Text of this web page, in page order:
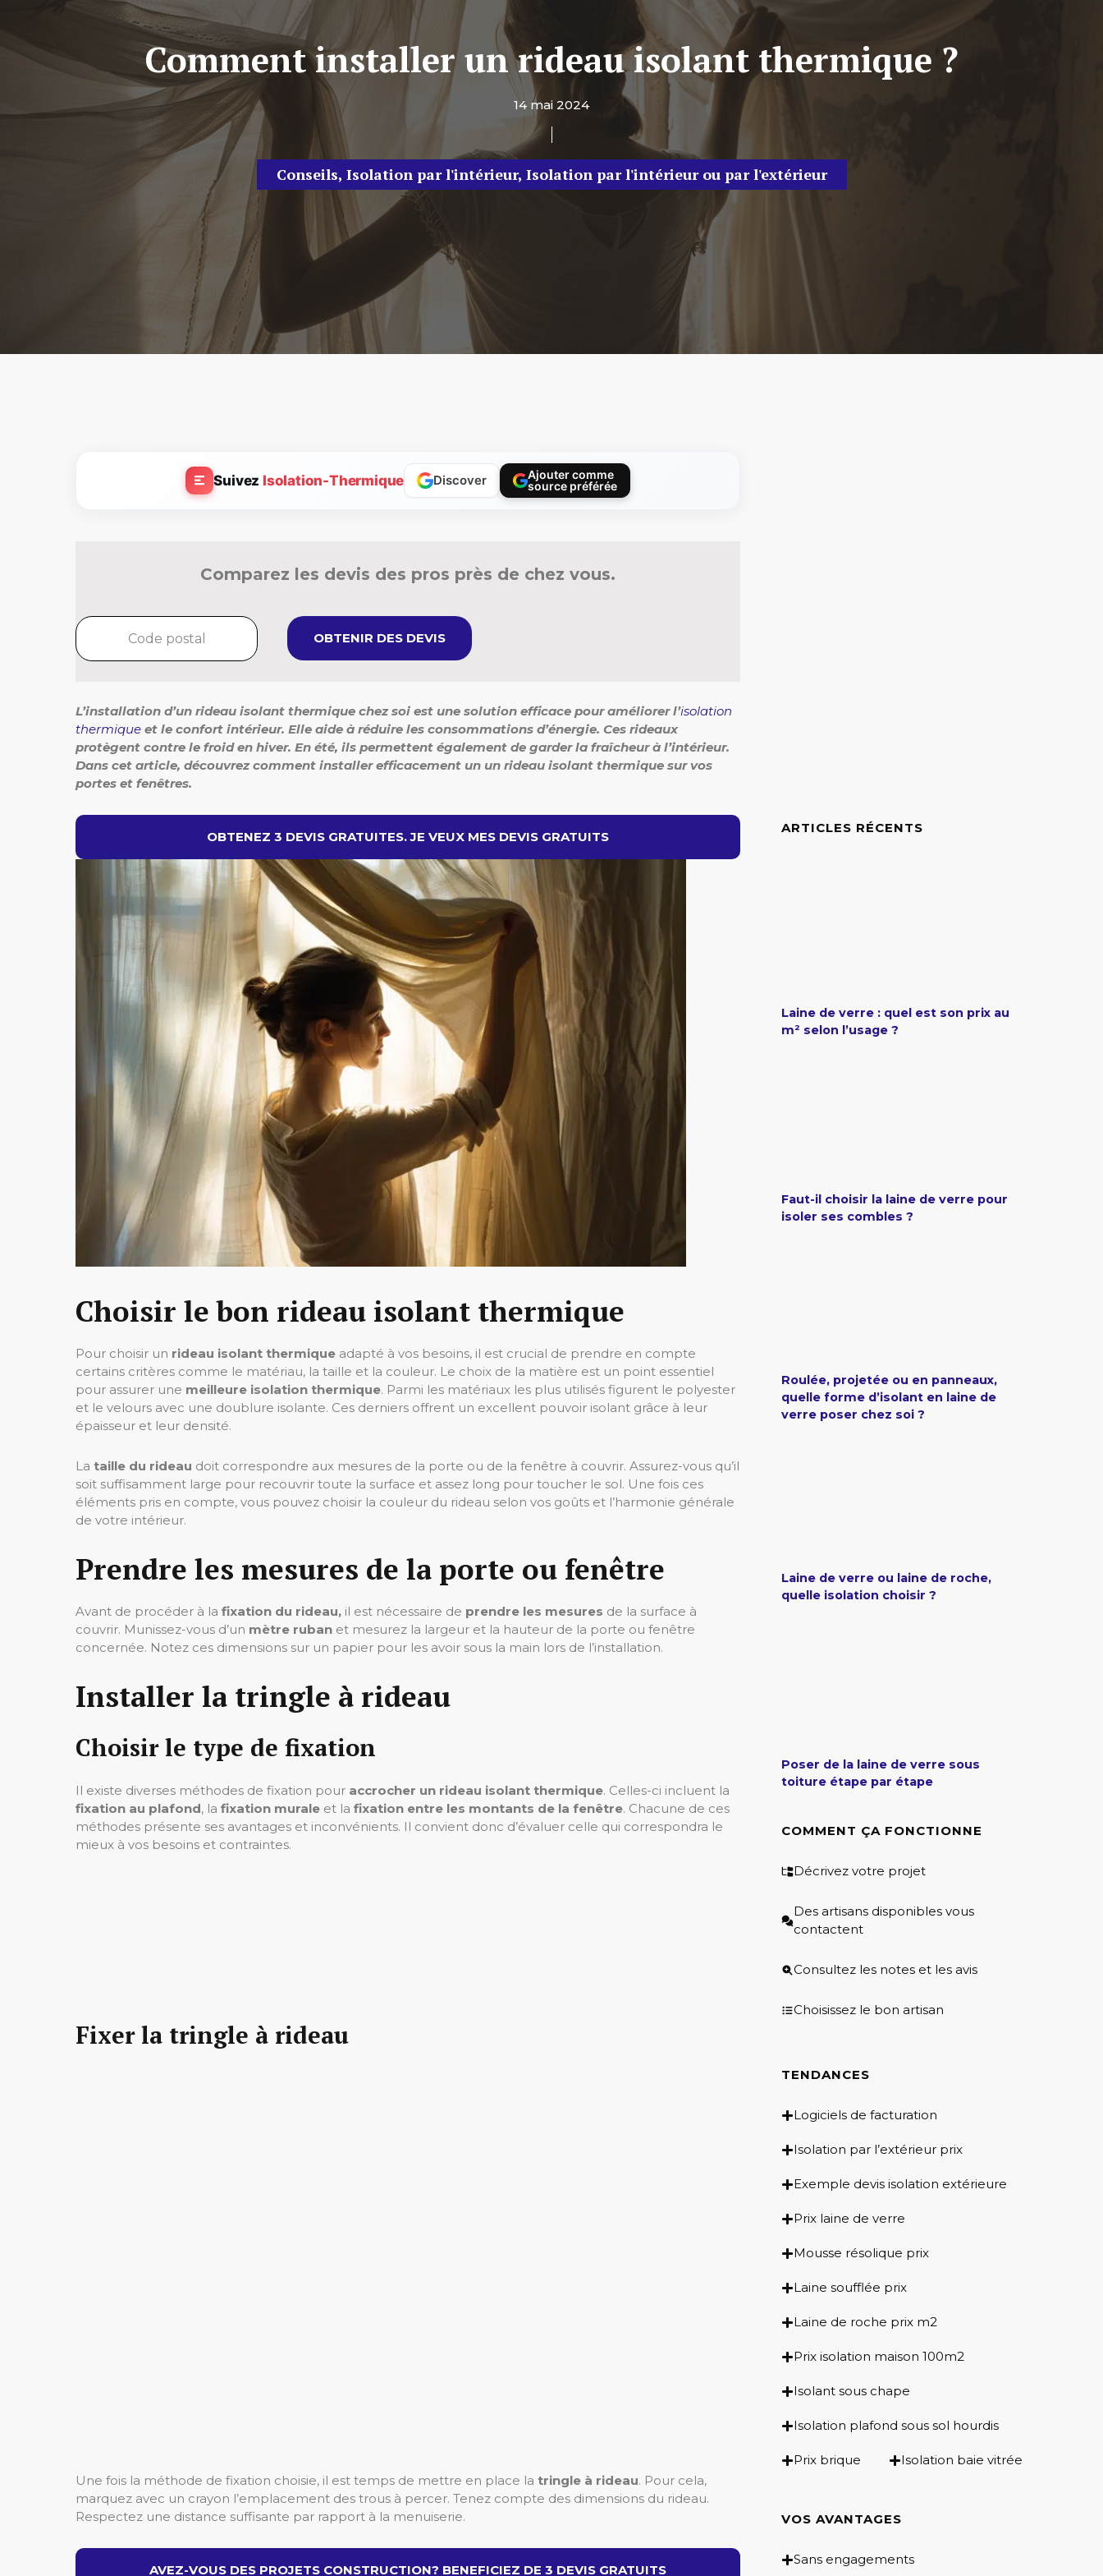
Comment installer un rideau isolant thermique ?
14 mai 2024
Conseils, Isolation par l'intérieur, Isolation par l'intérieur ou par l'extérieur
Suivez Isolation-Thermique Discover
Ajouter comme
source préférée
Comparez les devis des pros près de chez vous.
OBTENIR DES DEVIS
L’installation d’un rideau isolant thermique chez soi est une solution efficace pour améliorer l’isolation
thermique et le confort intérieur. Elle aide à réduire les consommations d’énergie. Ces rideaux
protègent contre le froid en hiver. En été, ils permettent également de garder la fraîcheur à l’intérieur.
Dans cet article, découvrez comment installer efficacement un un rideau isolant thermique sur vos
portes et fenêtres.
OBTENEZ 3 DEVIS GRATUITES. JE VEUX MES DEVIS GRATUITS
Choisir le bon rideau isolant thermique
Pour choisir un rideau isolant thermique adapté à vos besoins, il est crucial de prendre en compte
certains critères comme le matériau, la taille et la couleur. Le choix de la matière est un point essentiel
pour assurer une meilleure isolation thermique. Parmi les matériaux les plus utilisés figurent le polyester
et le velours avec une doublure isolante. Ces derniers offrent un excellent pouvoir isolant grâce à leur
épaisseur et leur densité.
La taille du rideau doit correspondre aux mesures de la porte ou de la fenêtre à couvrir. Assurez-vous qu’il
soit suffisamment large pour recouvrir toute la surface et assez long pour toucher le sol. Une fois ces
éléments pris en compte, vous pouvez choisir la couleur du rideau selon vos goûts et l’harmonie générale
de votre intérieur.
Prendre les mesures de la porte ou fenêtre
Avant de procéder à la fixation du rideau, il est nécessaire de prendre les mesures de la surface à
couvrir. Munissez-vous d’un mètre ruban et mesurez la largeur et la hauteur de la porte ou fenêtre
concernée. Notez ces dimensions sur un papier pour les avoir sous la main lors de l’installation.
Installer la tringle à rideau
Choisir le type de fixation
Il existe diverses méthodes de fixation pour accrocher un rideau isolant thermique. Celles-ci incluent la
fixation au plafond, la fixation murale et la fixation entre les montants de la fenêtre. Chacune de ces
méthodes présente ses avantages et inconvénients. Il convient donc d’évaluer celle qui correspondra le
mieux à vos besoins et contraintes.
Fixer la tringle à rideau
Une fois la méthode de fixation choisie, il est temps de mettre en place la tringle à rideau. Pour cela,
marquez avec un crayon l’emplacement des trous à percer. Tenez compte des dimensions du rideau.
Respectez une distance suffisante par rapport à la menuiserie.
AVEZ-VOUS DES PROJETS CONSTRUCTION? BENEFICIEZ DE 3 DEVIS GRATUITS
ARTICLES RÉCENTS
Laine de verre : quel est son prix au
m² selon l’usage ?
Faut-il choisir la laine de verre pour
isoler ses combles ?
Roulée, projetée ou en panneaux,
quelle forme d’isolant en laine de
verre poser chez soi ?
Laine de verre ou laine de roche,
quelle isolation choisir ?
Poser de la laine de verre sous
toiture étape par étape
COMMENT ÇA FONCTIONNE
Décrivez votre projet
Des artisans disponibles vous
contactent
Consultez les notes et les avis
Choisissez le bon artisan
TENDANCES
Logiciels de facturation
Isolation par l’extérieur prix
Exemple devis isolation extérieure
Prix laine de verre
Mousse résolique prix
Laine soufflée prix
Laine de roche prix m2
Prix isolation maison 100m2
Isolant sous chape
Isolation plafond sous sol hourdis
Prix brique Isolation baie vitrée
VOS AVANTAGES
Sans engagements